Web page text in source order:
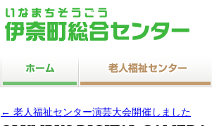
← 老人福祉センター演芸大会開催しました